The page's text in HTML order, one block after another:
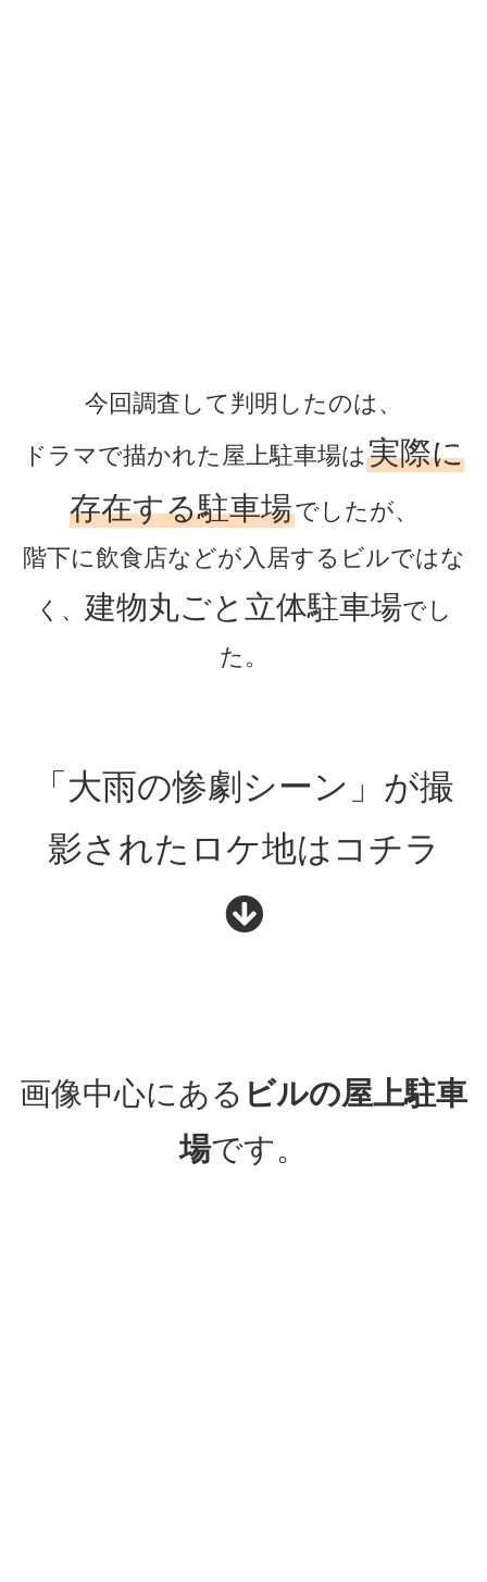
今回調査して判明したのは、
ドラマで描かれた屋上駐車場は 実際に
存在する駐車場でしたが、
階下に飲食店などが入居するビルではな
く、 建物丸ごと立体駐車場でし
た。
「大雨の惨劇シーン」が撮
影されたロケ地はコチラ
画像中心にある ビルの屋上駐車
場です。